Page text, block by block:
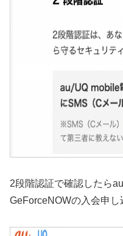
2段階認証で確認したら
GeForceNOWの入会申し